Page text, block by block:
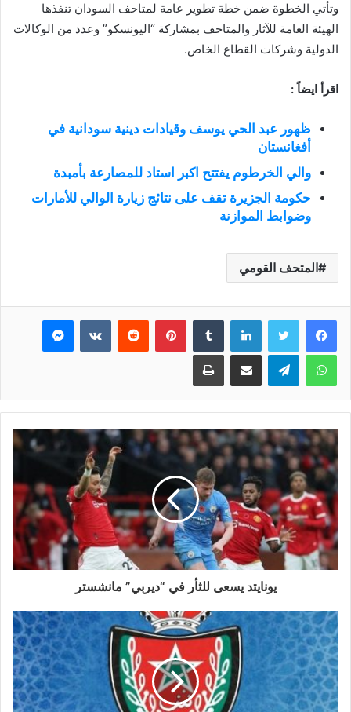
وتأتي الخطوة ضمن خطة تطوير عامة لمتاحف السودان تنفذها
الهيئة العامة للآثار والمتاحف بمشاركة “اليونسكو” وعدد من الوكالات
الدولية وشركات القطاع الخاص.
اقرأ ايضاً :
ظهور عبد الحي يوسف وقيادات دينية سودانية في
أفغانستان
والي الخرطوم يفتتح اكبر استاد للمصارعة بأمبدة
حكومة الجزيرة تقف على نتائج زيارة الوالي للأمارات
وضوابط الموازنة
المتحف القومي
فيسبوك تويتر لينكدإن بينتيريست ماسنجر
واتساب تيلقرام مشاركة عبر البريد طباعة
يونايتد يسعى للثأر في “ديربي” مانشستر